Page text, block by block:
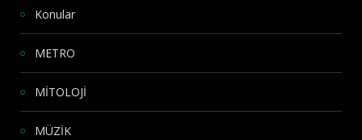
Konular
METRO
MİTOLOJİ
MÜZİK